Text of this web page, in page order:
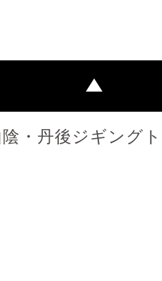
陰・丹後ジギング